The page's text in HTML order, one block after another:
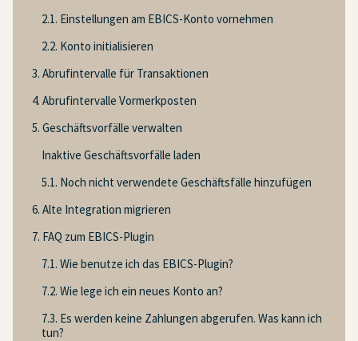
2.1. Einstellungen am EBICS-Konto vornehmen
2.2. Konto initialisieren
3. Abrufintervalle für Transaktionen
4. Abrufintervalle Vormerkposten
5. Geschäftsvorfälle verwalten
Inaktive Geschäftsvorfälle laden
5.1. Noch nicht verwendete Geschäftsfälle hinzufügen
6. Alte Integration migrieren
7. FAQ zum EBICS-Plugin
7.1. Wie benutze ich das EBICS-Plugin?
7.2. Wie lege ich ein neues Konto an?
7.3. Es werden keine Zahlungen abgerufen. Was kann ich
tun?